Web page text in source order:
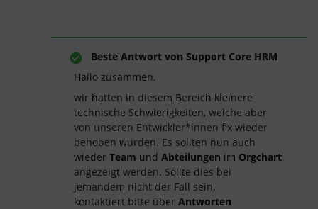
Beste Antwort von Support Core HRM
Hallo zusammen,
wir hatten in diesem Bereich kleinere
technische Schwierigkeiten, welche aber
von unseren Entwickler*innen fix wieder
behoben wurden. Es sollten nun auch
wieder Team und Abteilungen im Orgchart
angezeigt werden. Sollte dies bei
jemandem nicht der Fall sein,
kontaktiert bitte über Antworten